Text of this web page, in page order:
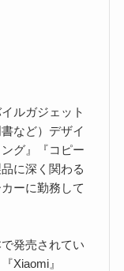
ルガジェット
など）デザイ
グ』『コピー
に深く関わる
ーに勤務して
発売されてい
Xiaomi』